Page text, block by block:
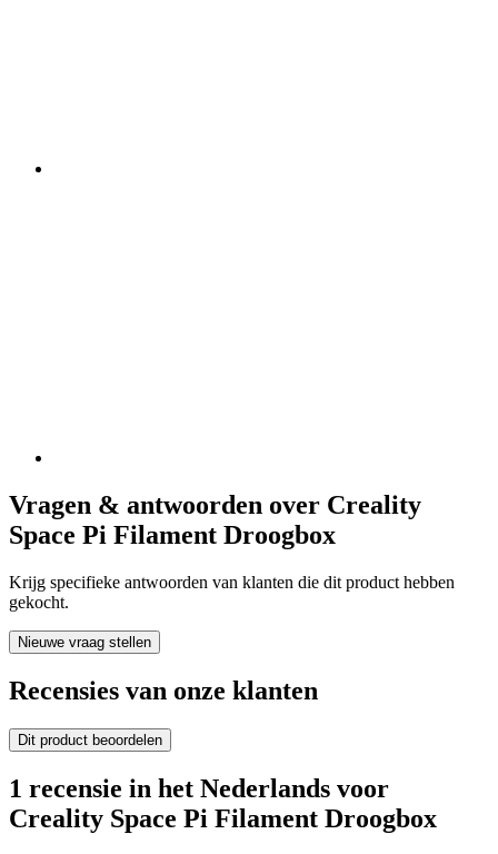
Vragen & antwoorden over Creality
Space Pi Filament Droogbox
Krijg specifieke antwoorden van klanten die dit product hebben
gekocht.
Nieuwe vraag stellen
Recensies van onze klanten
Dit product beoordelen
1 recensie in het Nederlands voor
Creality Space Pi Filament Droogbox